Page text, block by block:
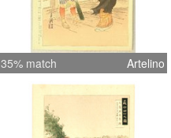
35% match Artelino